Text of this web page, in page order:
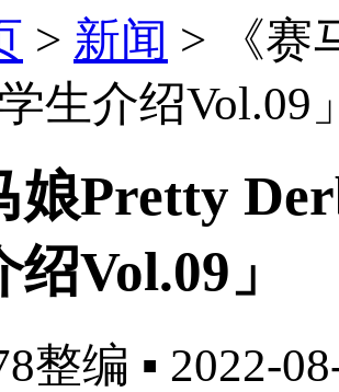
> 新闻 >
《
生介绍Vol.09
娘Pretty
Vol.09」
整编 ▪ 2022-